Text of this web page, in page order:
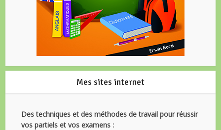
Mes sites internet
Des techniques et des méthodes de travail pour réussir
vos partiels et vos examens :